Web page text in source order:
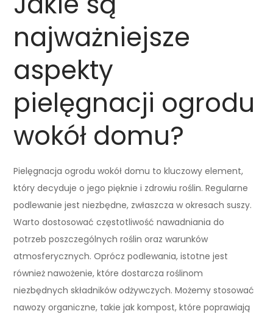
najważniejsze
aspekty
pielęgnacji ogrodu
wokół domu?
Pielęgnacja ogrodu wokół domu to kluczowy element,
który decyduje o jego pięknie i zdrowiu roślin. Regularne
podlewanie jest niezbędne, zwłaszcza w okresach suszy.
Warto dostosować częstotliwość nawadniania do
potrzeb poszczególnych roślin oraz warunków
atmosferycznych. Oprócz podlewania, istotne jest
również nawożenie, które dostarcza roślinom
niezbędnych składników odżywczych. Możemy stosować
nawozy organiczne, takie jak kompost, które poprawiają